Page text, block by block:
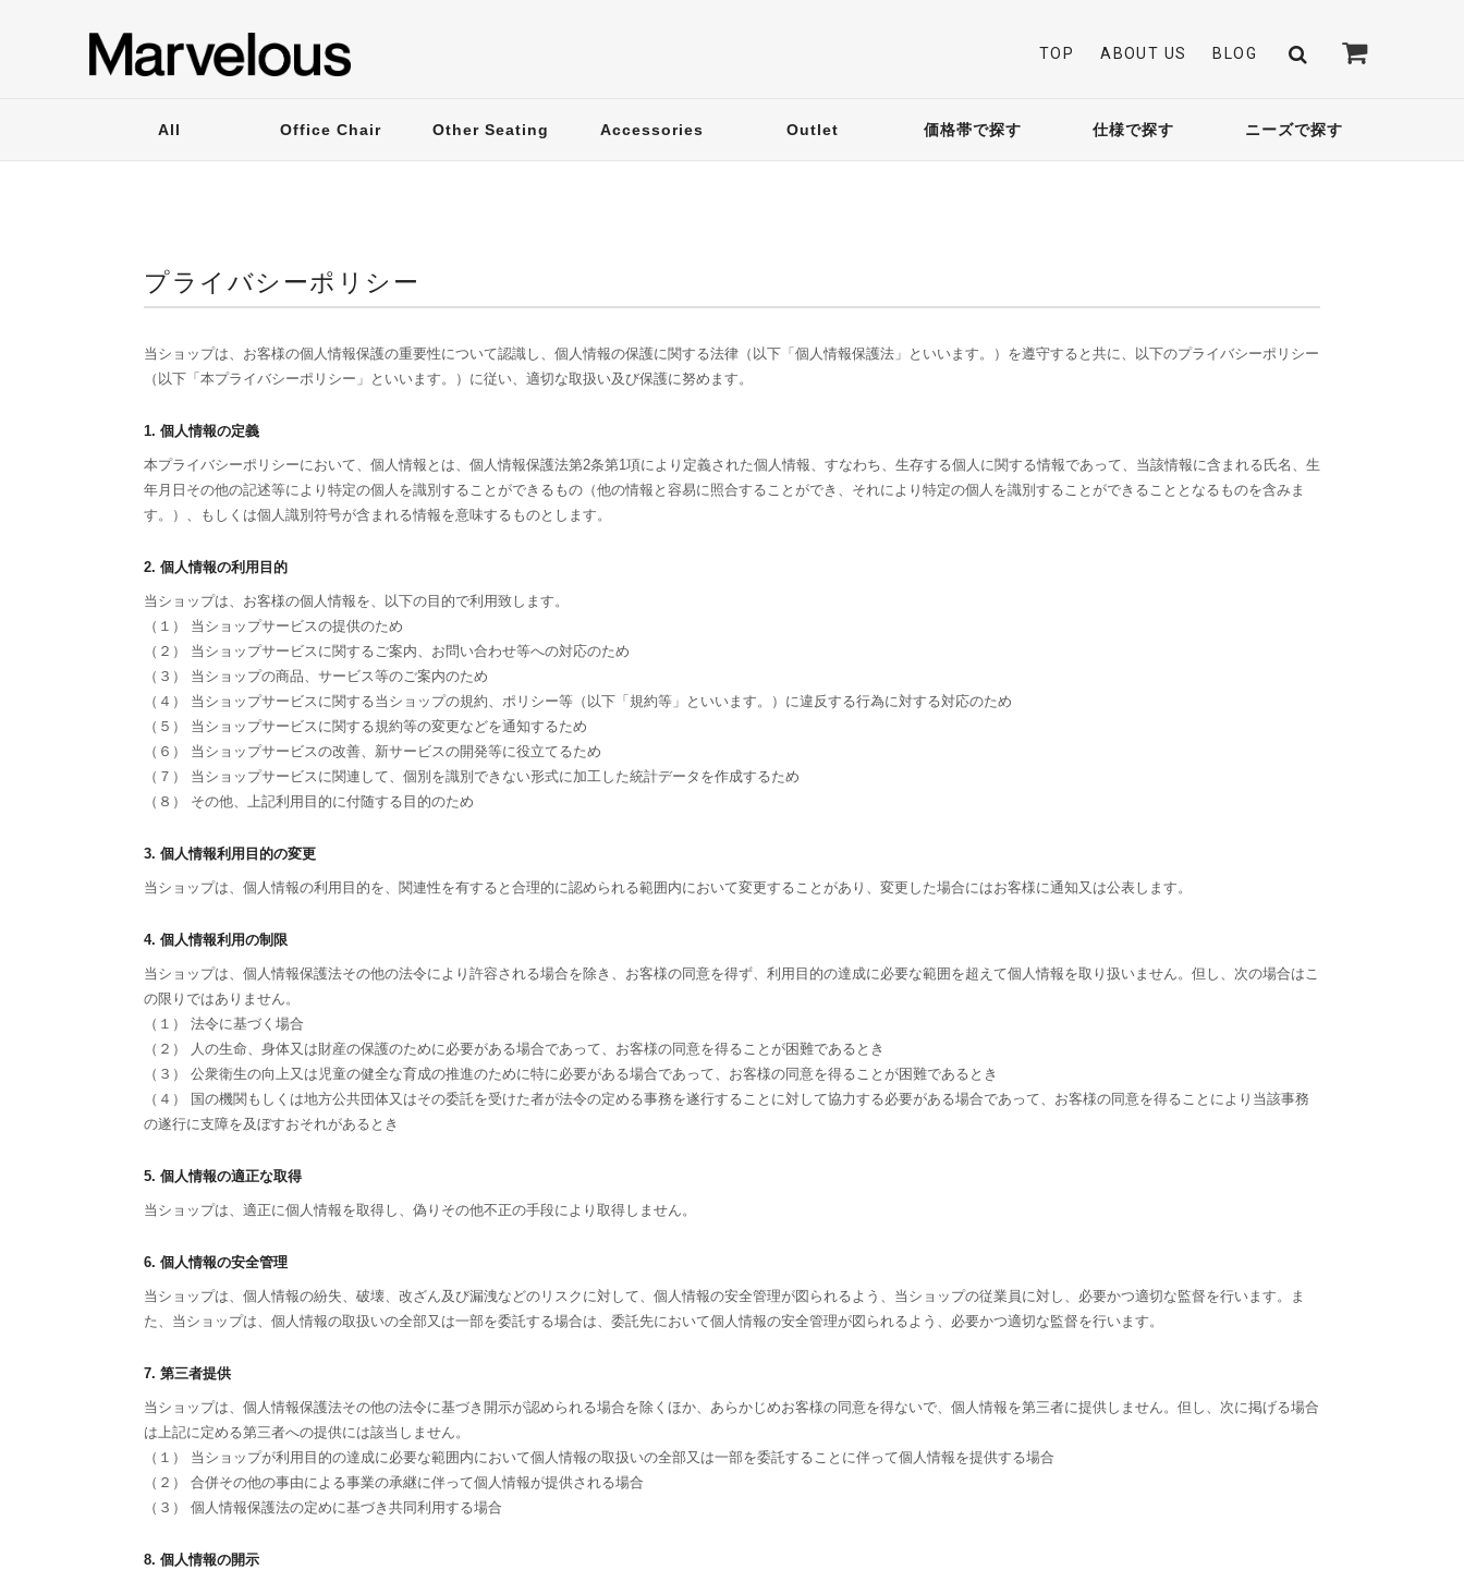
TOP ABOUT US BLOG
All Office Chair Other Seating Accessories Outlet 価格帯で探す 仕様で探す ニーズで探す
プライバシーポリシー
当ショップは、お客様の個人情報保護の重要性について認識し、個人情報の保護に関する法律（以下「個人情報保護法」といいます。）を遵守すると共に、以下のプライバシーポリシー
（以下「本プライバシーポリシー」といいます。）に従い、適切な取扱い及び保護に努めます。
1. 個人情報の定義
本プライバシーポリシーにおいて、個人情報とは、個人情報保護法第2条第1項により定義された個人情報、すなわち、生存する個人に関する情報であって、当該情報に含まれる氏名、生
年月日その他の記述等により特定の個人を識別することができるもの（他の情報と容易に照合することができ、それにより特定の個人を識別することができることとなるものを含みま
す。）、もしくは個人識別符号が含まれる情報を意味するものとします。
2. 個人情報の利用目的
当ショップは、お客様の個人情報を、以下の目的で利用致します。
（１） 当ショップサービスの提供のため
（２） 当ショップサービスに関するご案内、お問い合わせ等への対応のため
（３） 当ショップの商品、サービス等のご案内のため
（４） 当ショップサービスに関する当ショップの規約、ポリシー等（以下「規約等」といいます。）に違反する行為に対する対応のため
（５） 当ショップサービスに関する規約等の変更などを通知するため
（６） 当ショップサービスの改善、新サービスの開発等に役立てるため
（７） 当ショップサービスに関連して、個別を識別できない形式に加工した統計データを作成するため
（８） その他、上記利用目的に付随する目的のため
3. 個人情報利用目的の変更
当ショップは、個人情報の利用目的を、関連性を有すると合理的に認められる範囲内において変更することがあり、変更した場合にはお客様に通知又は公表します。
4. 個人情報利用の制限
当ショップは、個人情報保護法その他の法令により許容される場合を除き、お客様の同意を得ず、利用目的の達成に必要な範囲を超えて個人情報を取り扱いません。但し、次の場合はこ
の限りではありません。
（１） 法令に基づく場合
（２） 人の生命、身体又は財産の保護のために必要がある場合であって、お客様の同意を得ることが困難であるとき
（３） 公衆衛生の向上又は児童の健全な育成の推進のために特に必要がある場合であって、お客様の同意を得ることが困難であるとき
（４） 国の機関もしくは地方公共団体又はその委託を受けた者が法令の定める事務を遂行することに対して協力する必要がある場合であって、お客様の同意を得ることにより当該事務
の遂行に支障を及ぼすおそれがあるとき
5. 個人情報の適正な取得
当ショップは、適正に個人情報を取得し、偽りその他不正の手段により取得しません。
6. 個人情報の安全管理
当ショップは、個人情報の紛失、破壊、改ざん及び漏洩などのリスクに対して、個人情報の安全管理が図られるよう、当ショップの従業員に対し、必要かつ適切な監督を行います。ま
た、当ショップは、個人情報の取扱いの全部又は一部を委託する場合は、委託先において個人情報の安全管理が図られるよう、必要かつ適切な監督を行います。
7. 第三者提供
当ショップは、個人情報保護法その他の法令に基づき開示が認められる場合を除くほか、あらかじめお客様の同意を得ないで、個人情報を第三者に提供しません。但し、次に掲げる場合
は上記に定める第三者への提供には該当しません。
（１） 当ショップが利用目的の達成に必要な範囲内において個人情報の取扱いの全部又は一部を委託することに伴って個人情報を提供する場合
（２） 合併その他の事由による事業の承継に伴って個人情報が提供される場合
（３） 個人情報保護法の定めに基づき共同利用する場合
8. 個人情報の開示